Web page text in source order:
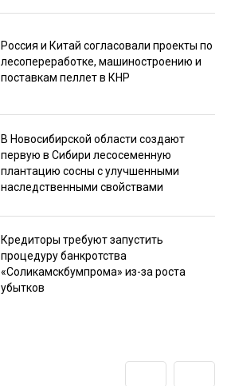
Россия и Китай согласовали проекты по
лесопереработке, машиностроению и
поставкам пеллет в КНР
В Новосибирской области создают
первую в Сибири лесосеменную
плантацию сосны с улучшенными
наследственными свойствами
Кредиторы требуют запустить
процедуру банкротства
«Соликамскбумпрома» из-за роста
убытков